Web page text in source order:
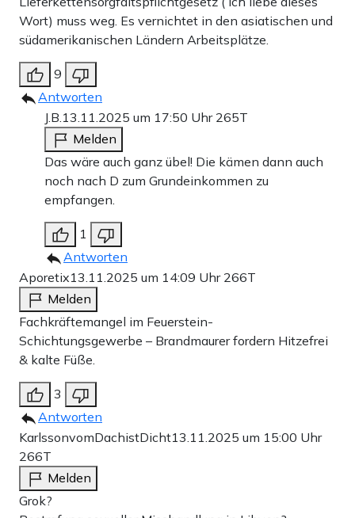
Wort) muss weg. Es vernichtet in den asiatischen und
südamerikanischen Ländern Arbeitsplätze.
9
Antworten
J.B.13.11.2025 um 17:50 Uhr 265T
Melden
Das wäre auch ganz übel! Die kämen dann auch
noch nach D zum Grundeinkommen zu
empfangen.
1
Antworten
Aporetix13.11.2025 um 14:09 Uhr 266T
Melden
Fachkräftemangel im Feuerstein-
Schichtungsgewerbe – Brandmaurer fordern Hitzefrei
& kalte Füße.
3
Antworten
KarlssonvomDachistDicht13.11.2025 um 15:00 Uhr
266T
Melden
Grok?